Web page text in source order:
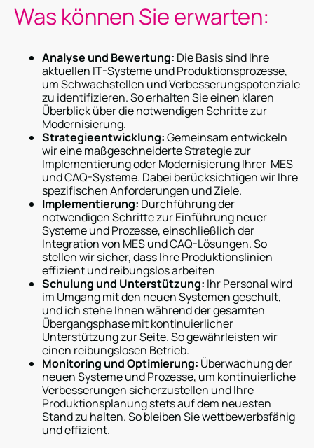
Was können Sie erwarten:
Analyse und Bewertung: Die Basis sind Ihre
aktuellen IT-Systeme und Produktionsprozesse,
um Schwachstellen und Verbesserungspotenziale
zu identifizieren. So erhalten Sie einen klaren
Überblick über die notwendigen Schritte zur
Modernisierung.
Strategieentwicklung:Gemeinsam entwickeln
wir eine maßgeschneiderte Strategie zur
Implementierung oder Modernisierung Ihrer MES
und CAQ-Systeme. Dabei berücksichtigen wir Ihre
spezifischen Anforderungen und Ziele.
Implementierung: Durchführung der
notwendigen Schritte zur Einführung neuer
Systeme und Prozesse, einschließlich der
Integration von MES und CAQ-Lösungen. So
stellen wir sicher, dass Ihre Produktionslinien
effizient und reibungslos arbeiten
Schulung und Unterstützung: Ihr Personal wird
im Umgang mit den neuen Systemen geschult,
und ich stehe Ihnen während der gesamten
Übergangsphase mit kontinuierlicher
Unterstützung zur Seite. So gewährleisten wir
einen reibungslosen Betrieb.
Monitoring und Optimierung: Überwachung der
neuen Systeme und Prozesse, um kontinuierliche
Verbesserungen sicherzustellen und Ihre
Produktionsplanung stets auf dem neuesten
Stand zu halten. So bleiben Sie wettbewerbsfähig
und effizient.